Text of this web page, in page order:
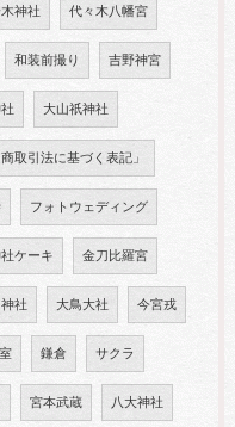
木神社 代々木八幡宮
和装前撮り 吉野神宮
大山祇神社
商取引法に基づく表記」
フォトウェディング
ケーキ 金刀比羅宮
社 大鳥大社 今宮戎
鎌倉 サクラ
宮本武蔵 八大神社